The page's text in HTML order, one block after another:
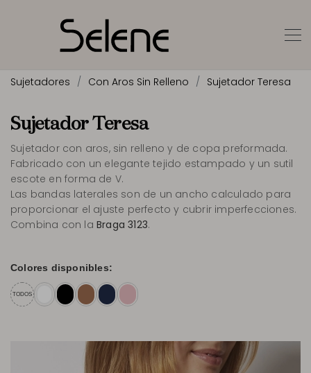
Sujetadores Con Aros Sin Relleno Sujetador Teresa
Sujetador Teresa
Sujetador con aros, sin relleno y de copa preformada.
Fabricado con un elegante tejido estampado y un sutil
escote en forma de V.
Las bandas laterales son de un ancho calculado para
proporcionar el ajuste perfecto y cubrir imperfecciones.
Combina con la Braga 3123.
Colores disponibles:
TODOS